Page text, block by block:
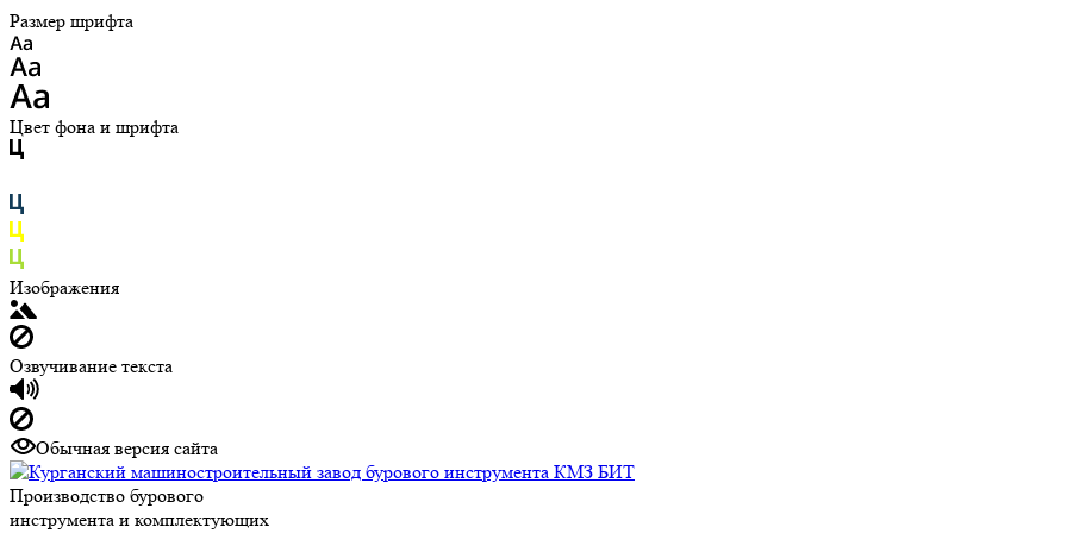
Размер шрифта
Цвет фона и шрифта
Изображения
Озвучивание текста
Обычная версия сайта
Производство бурового
инструмента и комплектующих